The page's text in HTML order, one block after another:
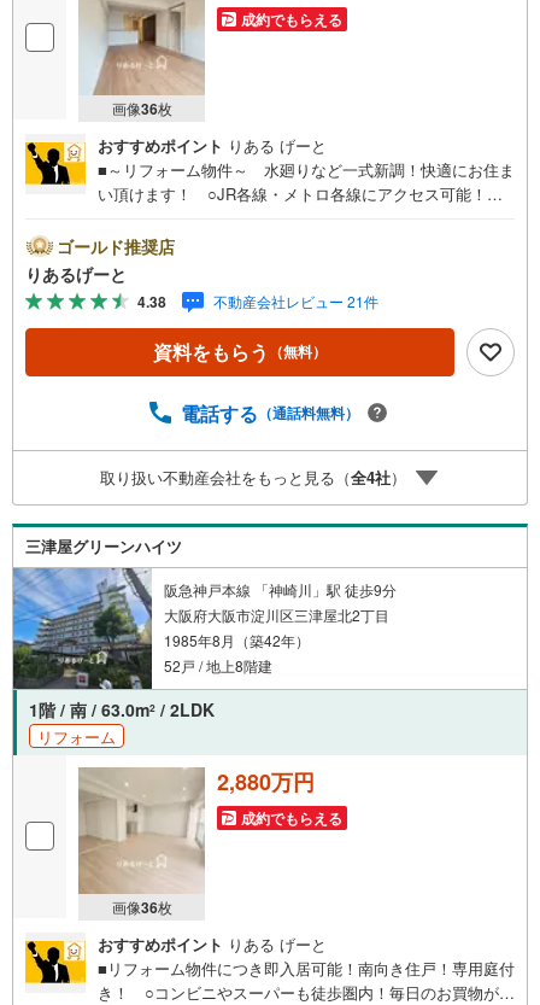
画像36枚
成約でもらえる
おすすめポイント りある げーと
■～リフォーム物件～ 水廻りなど一式新調！快適にお住ま
い頂けます！ ○JR各線・メトロ各線にアクセス可能！
す ○陽当りの良い南向きバルコニー！■物件検討中のお客
さま！ちょっと見学してみたいだけなどでも内覧可能で
す！売主さまの都合等で見学ができない場合がございま
す。お気軽に「りあるげーと」までお問合わせ下さい！■
「りあるげーと」が選ばれるポイント！■年中休まず営業
中！いつでも対応致します！・営業時間:9:00～21:00上記
可能です！■各種相談、承ります！■【無料送迎】「小さな
取りづらい」などご相談ください！営業スタッフがご自宅
に伺って送迎致します！【リフォーム相談】資格を持った
専門スタッフがお悩みに合わせてお話をうかがい、お客さ
まにぴったりの提案を行います！■その他:物件相談、住宅
ローン相談、ご質問、気になること、何でもお気軽にご相
談ください！
ゴールド推奨店
りあるげーと
4.38 不動産会社レビュー 21件
資料をもらう （無料）
電話する （通話料無料）
取り扱い不動産会社をもっと見る（全4社）
三津屋グリーンハイツ
阪急神戸本線 「神崎川」駅 徒歩9分
大阪府大阪市淀川区三津屋北2丁目
1985年8月（築42年）
52戸 / 地上8階建
1階 / 南 / 63.0m2 / 2LDK
リフォーム
画像36枚
2,880万円
成約でもらえる
おすすめポイント りある げーと
■リフォーム物件につき即入居可能！南向き住戸！専用庭付
き！ ○コンビニやスーパーも徒歩圏内！毎日のお買物が便